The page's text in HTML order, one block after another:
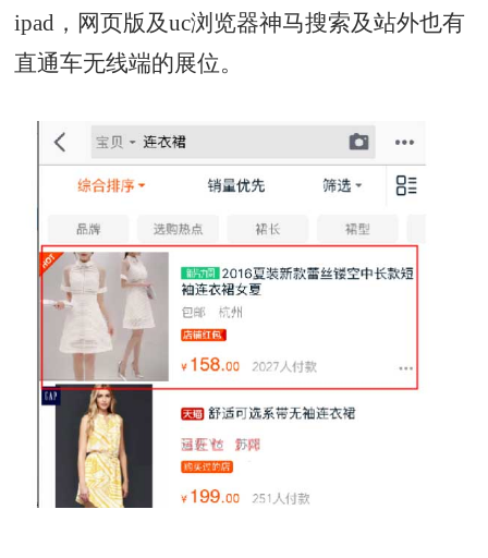
ipad，网页版及uc浏览器神马搜索及站外也有
直通车无线端的展位。